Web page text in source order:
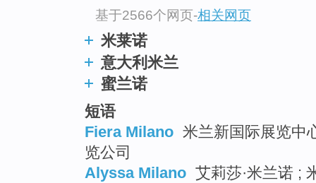
基于2566个网页-相关网页
米莱诺
意大利米兰
蜜兰诺
短语
Fiera Milano 米兰新国际展览中
览公司
Alyssa Milano 艾莉莎·米兰诺 ;